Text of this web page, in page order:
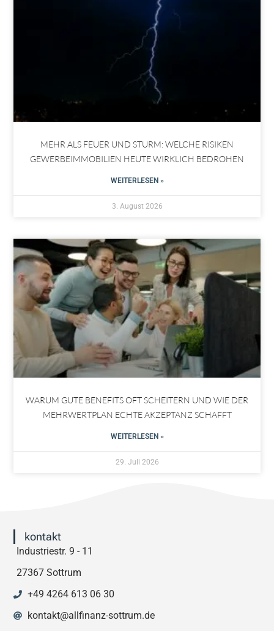
MEHR ALS FEUER UND STURM: WELCHE RISIKEN
GEWERBEIMMOBILIEN HEUTE WIRKLICH BEDROHEN
WEITERLESEN »
3. August 2026
WARUM GUTE BENEFITS OFT SCHEITERN UND WIE DER
MEHRWERTPLAN ECHTE AKZEPTANZ SCHAFFT
WEITERLESEN »
29. Juli 2026
kontakt
Industriestr. 9 - 11
27367 Sottrum
+49 4264 613 06 30
kontakt@allfinanz-sottrum.de